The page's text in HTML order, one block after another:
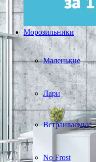
Морозильники
Маленькие
Лари
Встраиваемые
No Frost